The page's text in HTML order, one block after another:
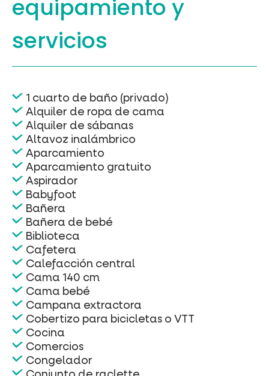
equipamientoy
servicios
1 cuarto de baño (privado)
Alquiler de ropa de cama
Alquiler de sábanas
Altavoz inalámbrico
Aparcamiento
Aparcamiento gratuito
Aspirador
Babyfoot
Bañera
Bañera de bebé
Biblioteca
Cafetera
Calefacción central
Cama 140 cm
Cama bebé
Campana extractora
Cobertizo para bicicletas o VTT
Cocina
Comercios
Congelador